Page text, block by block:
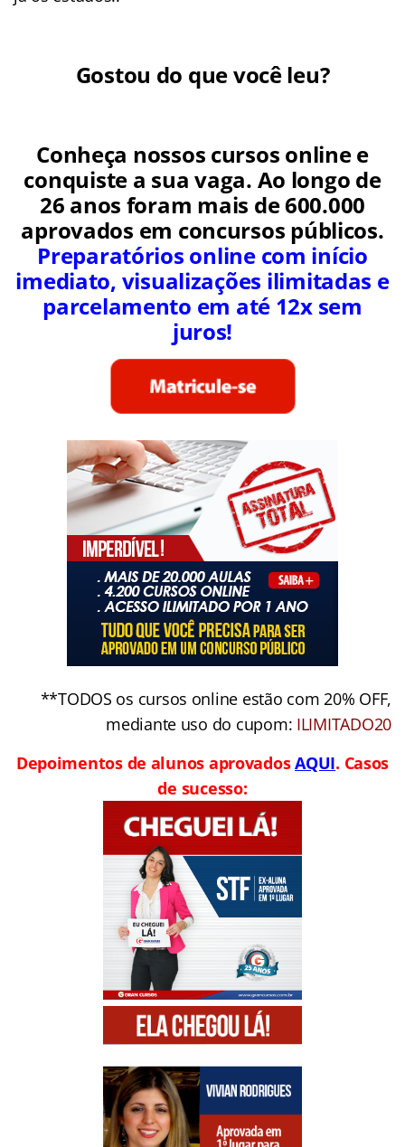
Gostou do que você leu?
Conheça nossos cursos online e
conquiste a sua vaga. Ao longo de
26 anos foram mais de 600.000
aprovados em concursos públicos.
Preparatórios online com início
imediato, visualizações ilimitadas e
parcelamento em até 12x sem
juros!
**TODOS os cursos online estão com 20% OFF,
mediante uso do cupom: ILIMITADO20
Depoimentos de alunos aprovadosAQUI. Casos
de sucesso: